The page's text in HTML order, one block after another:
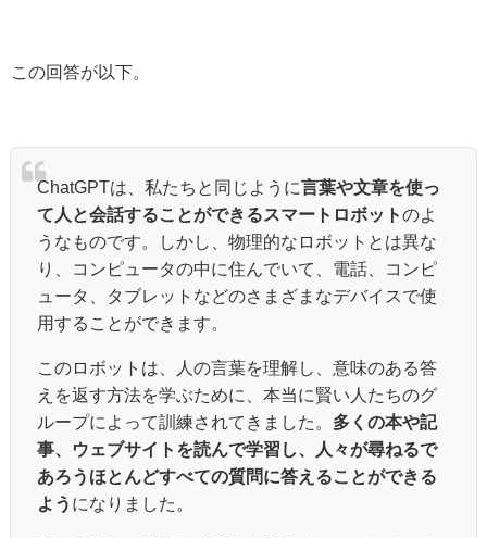
この回答が以下。
ChatGPTは、私たちと同じように言葉や文章を使っ
て人と会話することができるスマートロボットのよ
うなものです。しかし、物理的なロボットとは異な
り、コンピュータの中に住んでいて、電話、コンピ
ュータ、タブレットなどのさまざまなデバイスで使
用することができます。
このロボットは、人の言葉を理解し、意味のある答
えを返す方法を学ぶために、本当に賢い人たちのグ
ループによって訓練されてきました。 多くの本や記
事、ウェブサイトを読んで学習し、人々が尋ねるで
あろうほとんどすべての質問に答えることができる
よう になりました。